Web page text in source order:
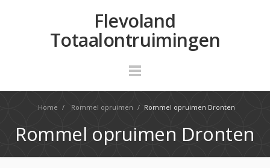
Flevoland
Totaalontruimingen
Home / Rommel opruimen / Rommel opruimen Dronten
Rommel opruimen Dronten